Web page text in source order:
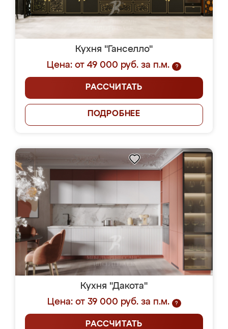
Кухня "Ганселло"
Цена: от 49 000 руб. за п.м.
?
РАССЧИТАТЬ
ПОДРОБНЕЕ
Кухня "Дакота"
Цена: от 39 000 руб. за п.м.
?
РАССЧИТАТЬ